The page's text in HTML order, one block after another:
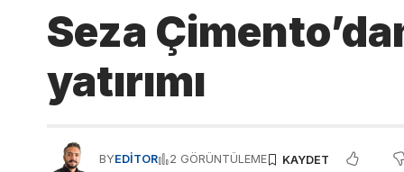
Seza
yatırımı
BYEDITOR 2 GÖRÜNTÜLEME